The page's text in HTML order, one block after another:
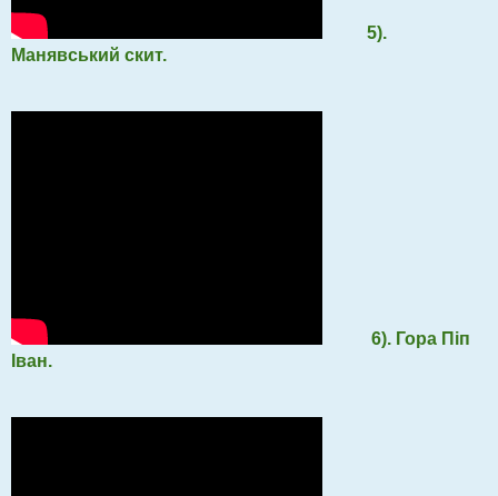
5).
Манявський скит.
6). Гора Піп
Іван.